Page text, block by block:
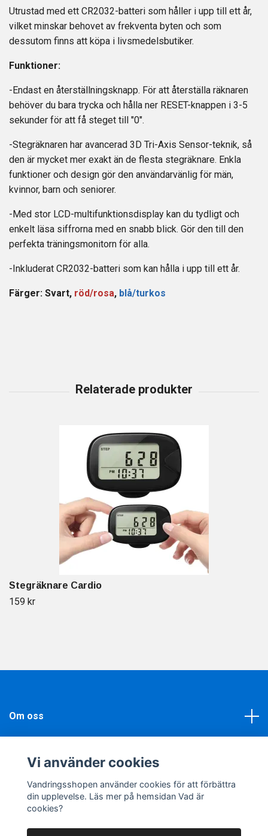
Utrustad med ett CR2032-batteri som håller i upp till ett år,
vilket minskar behovet av frekventa byten och som
dessutom finns att köpa i livsmedelsbutiker.
Funktioner:
-Endast en återställningsknapp. För att återställa räknaren
behöver du bara trycka och hålla ner RESET-knappen i 3-5
sekunder för att få steget till "0".
-Stegräknaren har avancerad 3D Tri-Axis Sensor-teknik, så
den är mycket mer exakt än de flesta stegräknare. Enkla
funktioner och design gör den användarvänlig för män,
kvinnor, barn och seniorer.
-Med stor LCD-multifunktionsdisplay kan du tydligt och
enkelt läsa siffrorna med en snabb blick. Gör den till den
perfekta träningsmonitorn för alla.
-Inkluderat CR2032-batteri som kan hålla i upp till ett år.
Färger: Svart, röd/rosa, blå/turkos
Stegräknare Cardio
159 kr
Om oss
Sociala medier
Vi använder cookies
Vandringsshopen använder cookies för att förbättra
din upplevelse. Läs mer på hemsidan Vad är
cookies?